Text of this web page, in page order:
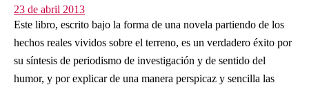
23 de abril 2013
Este libro, escrito bajo la forma de una novela partiendo de los
hechos reales vividos sobre el terreno, es un verdadero éxito por
su síntesis de periodismo de investigación y de sentido del
humor, y por explicar de una manera perspicaz y sencilla las